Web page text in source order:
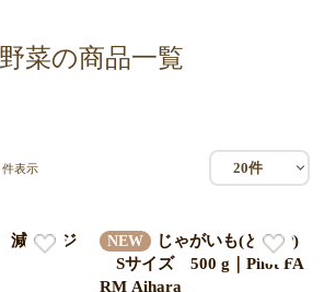
野菜の商品一覧
件表示 20件
減農薬ジ
NEW
じゃがいも(とうや)
Sサイズ 500 g｜Pilot FA
RM Aihara